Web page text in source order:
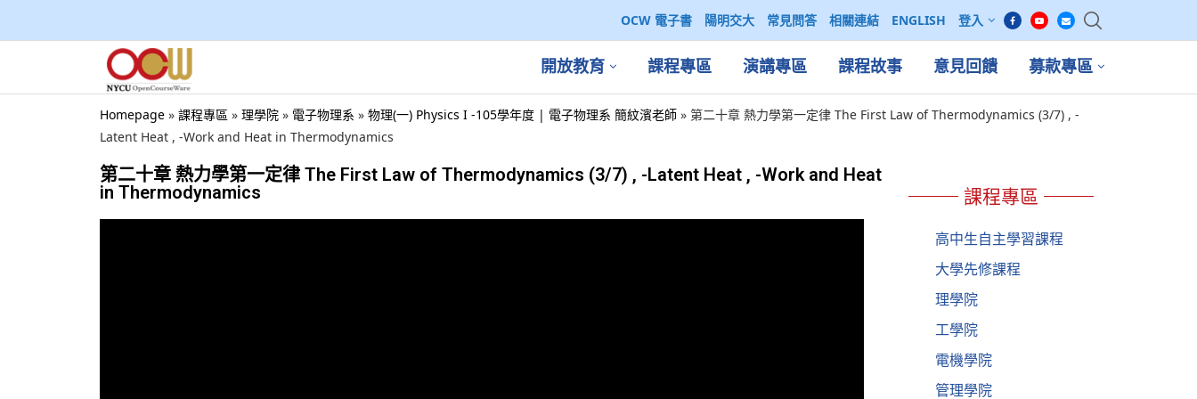
OCW 電子書 陽明交大 常見問答 相關連結 ENGLISH 登入
開放教育 課程專區 演講專區 課程故事 意見回饋 募款專區
Homepage » 課程專區 » 理學院 » 電子物理系 » 物理(一) Physics I -105學年度 | 電子物理系 簡紋濱老師 » 第二十章 熱力學第一定律 The First Law of Thermodynamics (3/7) , -
Latent Heat , -Work and Heat in Thermodynamics
第二十章 熱力學第一定律 The First Law of Thermodynamics (3/7) , -Latent Heat , -Work and Heat
in Thermodynamics
課程專區
高中生自主學習課程
大學先修課程
理學院
工學院
電機學院
管理學院